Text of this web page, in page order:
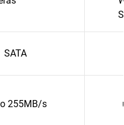
SATA
255MB/s